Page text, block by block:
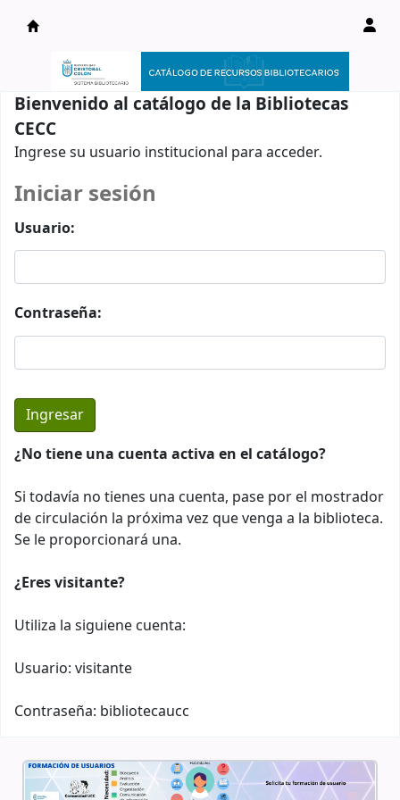
Catálogo en línea
Bienvenido al catálogo de la Bibliotecas
CECC
Ingrese su usuario institucional para acceder.
Iniciar sesión
Usuario:
Contraseña:
¿No tiene una cuenta activa en el catálogo?
Si todavía no tienes una cuenta, pase por el mostrador
de circulación la próxima vez que venga a la biblioteca.
Se le proporcionará una.
¿Eres visitante?
Utiliza la siguiene cuenta:
Usuario: visitante
Contraseña: bibliotecaucc